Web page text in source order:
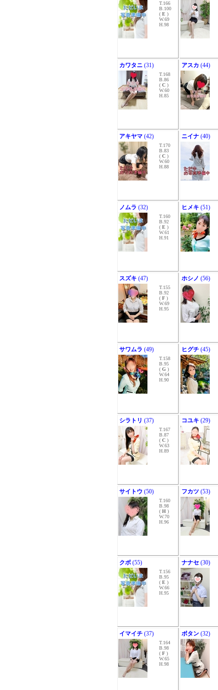
T.166
B.100
( E )
W.69
H.98
カワタニ (31)
T.168
B.86
( C )
W.60
H.85
アスカ (44)
アキヤマ (42)
T.170
B.83
( C )
W.60
H.88
ニイナ (40)
ノムラ (32)
T.160
B.92
( E )
W.61
H.91
ヒメキ (51)
スズキ (47)
T.155
B.92
( F )
W.69
H.95
ホシノ (56)
サワムラ (49)
T.158
B.95
( G )
W.64
H.90
ヒグチ (45)
シラトリ (37)
T.167
B.87
( C )
W.63
H.89
コユキ (29)
サイトウ (50)
T.160
B.98
( H )
W.70
H.96
フカツ (53)
クボ (55)
T.156
B.95
( E )
W.66
H.95
ナナセ (30)
イマイチ (37)
T.164
B.98
( F )
W.65
H.98
ボタン (32)